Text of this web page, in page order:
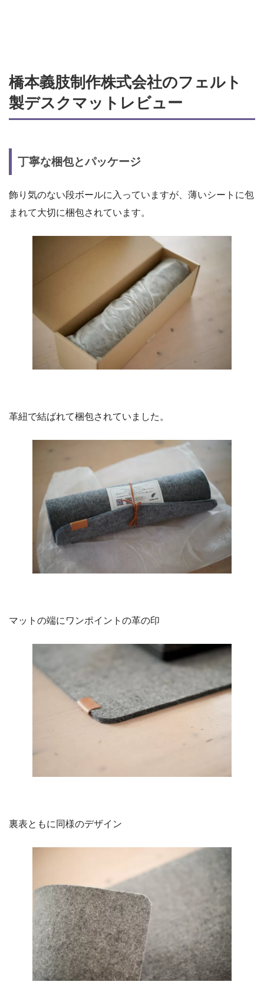
橋本義肢制作株式会社のフェルト
製デスクマットレビュー
丁寧な梱包とパッケージ
飾り気のない段ボールに入っていますが、薄いシートに包
まれて大切に梱包されています。
革紐で結ばれて梱包されていました。
マットの端にワンポイントの革の印
裏表ともに同様のデザイン